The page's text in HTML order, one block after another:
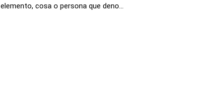
elemento, cosa o persona que deno...